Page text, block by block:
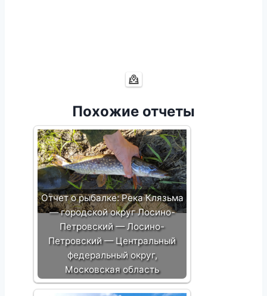
Похожие отчеты
Отчет о рыбалке: Река Клязьма
— городской округ Лосино-
Петровский — Лосино-
Петровский — Центральный
федеральный округ,
Московская область